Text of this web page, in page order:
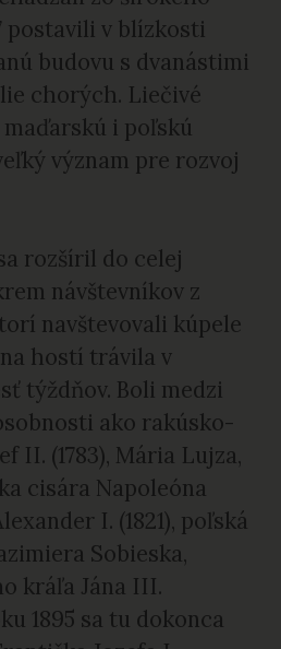
postavili v blízkosti
budovu s dvanástimi
chorých. Liečivé
i poľskú
význam pre rozvoj
rozšíril do celej
návštevníkov z
navštevovali kúpele
hostí trávila v
týždňov. Boli medzi
ako rakúsko-
II. (1783), Mária Lujza,
cisára Napoleóna
I. (1821), poľská
Sobieska,
kráľa Jána III.
1895 sa tu dokonca